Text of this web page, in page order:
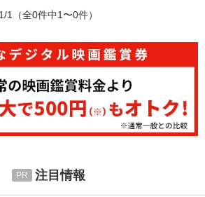
1/1 （全0件中1〜0件）
注目情報